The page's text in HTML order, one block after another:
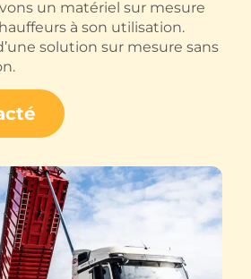
un matériel sur mesure
à son utilisation.
solution sur mesure sans